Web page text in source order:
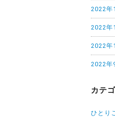
2022年
2022年
2022年
2022年
カテ
ひとり